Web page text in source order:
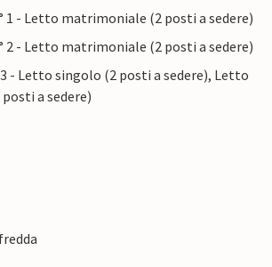
1 - Letto matrimoniale (2 posti a sedere)
2 - Letto matrimoniale (2 posti a sedere)
- Letto singolo (2 posti a sedere), Letto
a sedere)